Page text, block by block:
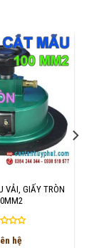
VẢI, GIẤY TRÒN
hệ